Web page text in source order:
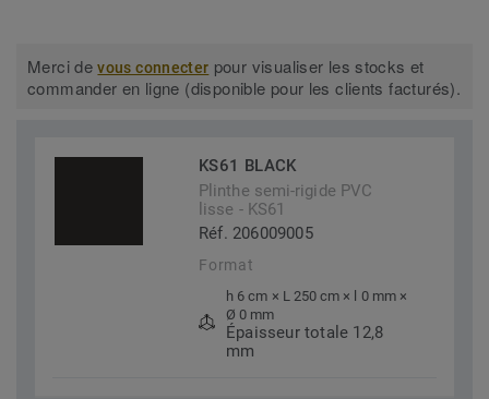
Merci devous connecter pour visualiser les stocks et
commander en ligne (disponible pour les clients facturés).
KS61 BLACK
Plinthe semi-rigide PVC
lisse - KS61
Réf. 206009005
Format
h 6 cm × L 250 cm × l 0 mm ×
Ø 0 mm
Épaisseur totale 12,8
mm